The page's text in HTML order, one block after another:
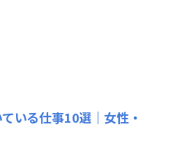
いる仕事10選｜女性・